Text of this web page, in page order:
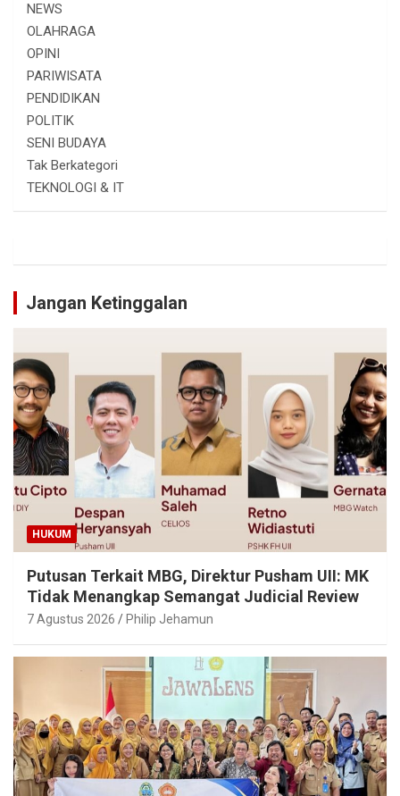
NEWS
OLAHRAGA
OPINI
PARIWISATA
PENDIDIKAN
POLITIK
SENI BUDAYA
Tak Berkategori
TEKNOLOGI & IT
Jangan Ketinggalan
HUKUM
Putusan Terkait MBG, Direktur Pusham UII: MK
Tidak Menangkap Semangat Judicial Review
7 Agustus 2026 Philip Jehamun